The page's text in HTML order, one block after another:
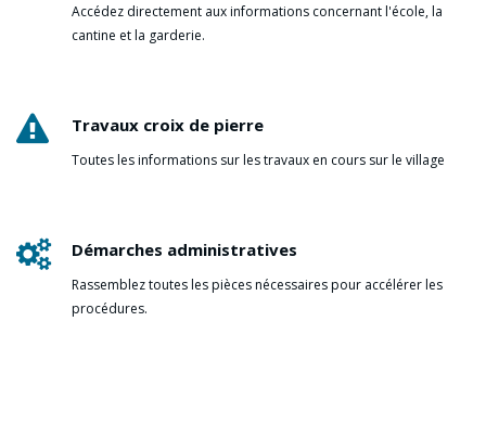
Accédez directement aux informations concernant l'école, la
cantine et la garderie.
Travaux croix de pierre
Toutes les informations sur les travaux en cours sur le village
Démarches administratives
Rassemblez toutes les pièces nécessaires pour accélérer les
procédures.